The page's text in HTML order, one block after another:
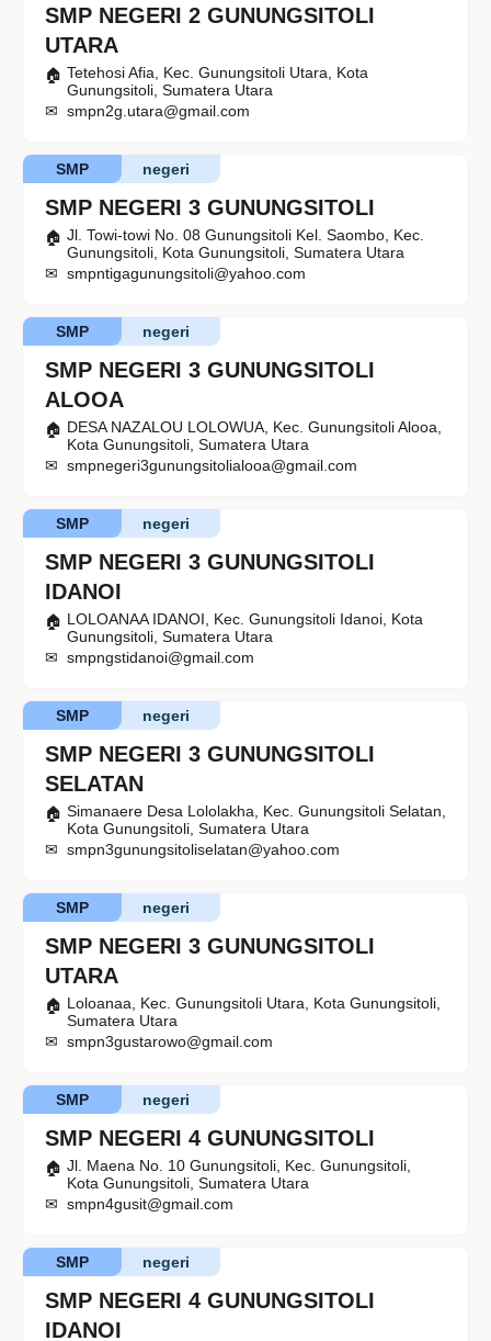
SMP NEGERI 2 GUNUNGSITOLI
UTARA
Tetehosi Afia, Kec. Gunungsitoli Utara, Kota
Gunungsitoli, Sumatera Utara
smpn2g.utara@gmail.com
SMP NEGERI 3 GUNUNGSITOLI
negeri
SMP
Jl. Towi-towi No. 08 Gunungsitoli Kel. Saombo, Kec.
Gunungsitoli, Kota Gunungsitoli, Sumatera Utara
smpntigagunungsitoli@yahoo.com
SMP NEGERI 3 GUNUNGSITOLI
ALOOA
negeri
SMP
DESA NAZALOU LOLOWUA, Kec. Gunungsitoli Alooa,
Kota Gunungsitoli, Sumatera Utara
smpnegeri3gunungsitolialooa@gmail.com
SMP NEGERI 3 GUNUNGSITOLI
IDANOI
negeri
SMP
LOLOANAA IDANOI, Kec. Gunungsitoli Idanoi, Kota
Gunungsitoli, Sumatera Utara
smpngstidanoi@gmail.com
SMP NEGERI 3 GUNUNGSITOLI
SELATAN
negeri
SMP
Simanaere Desa Lololakha, Kec. Gunungsitoli Selatan,
Kota Gunungsitoli, Sumatera Utara
smpn3gunungsitoliselatan@yahoo.com
SMP NEGERI 3 GUNUNGSITOLI
UTARA
negeri
SMP
Loloanaa, Kec. Gunungsitoli Utara, Kota Gunungsitoli,
Sumatera Utara
smpn3gustarowo@gmail.com
SMP NEGERI 4 GUNUNGSITOLI
negeri
SMP
Jl. Maena No. 10 Gunungsitoli, Kec. Gunungsitoli,
Kota Gunungsitoli, Sumatera Utara
smpn4gusit@gmail.com
SMP NEGERI 4 GUNUNGSITOLI
IDANOI
negeri
SMP